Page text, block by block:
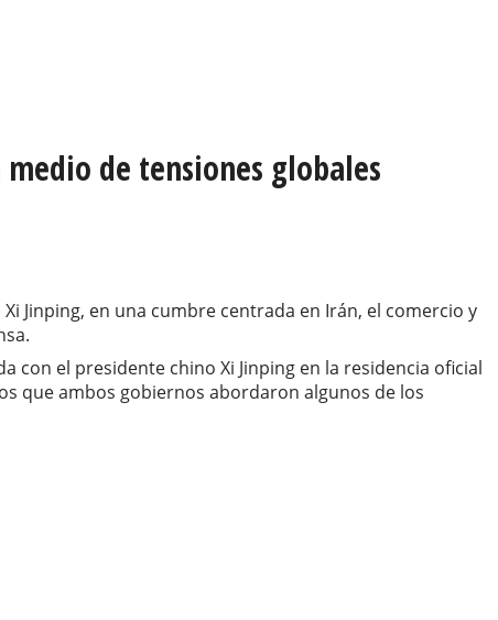
de tensiones globales
Jinping, en una cumbre centrada en Irán, el comercio y
con el presidente chino Xi Jinping en la residencia oficial
que ambos gobiernos abordaron algunos de los